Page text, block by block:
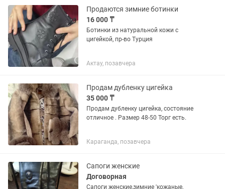
Продаются зимние ботинки
16 000 ₸
Ботинки из натуральной кожи с
цигейкой, пр-во Турция
Актау, позавчера
Продам дубленку цигейка
35 000 ₸
Продам дубленку цигейка, состояние
отличное . Размер 48-50 Торг есть.
Караганда, позавчера
Сапоги женские
Договорная
Сапоги женские,зимние 'кожаные,